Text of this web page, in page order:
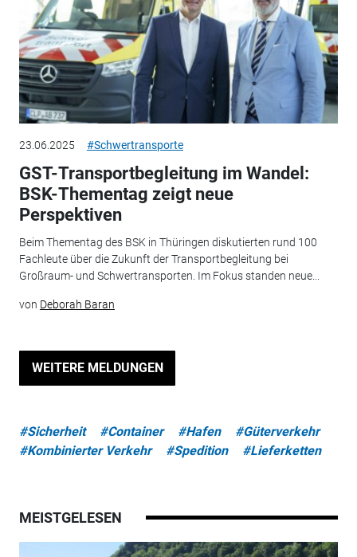
23.06.2025 #Schwertransporte
GST-Transportbegleitung im Wandel:
BSK-Thementag zeigt neue
Perspektiven
Beim Thementag des BSK in Thüringen diskutierten rund 100
Fachleute über die Zukunft der Transportbegleitung bei
Großraum- und Schwertransporten. Im Fokus standen neue...
von Deborah Baran
WEITERE MELDUNGEN
#Sicherheit #Container #Hafen
#Güterverkehr
#Kombinierter Verkehr
#Spedition #Lieferketten
MEISTGELESEN